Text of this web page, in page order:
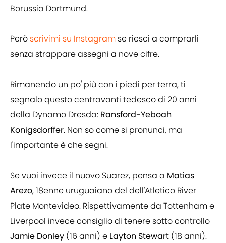
Borussia Dortmund.
Però scrivimi su Instagram se riesci a comprarli
senza strappare assegni a nove cifre.
Rimanendo un po' più con i piedi per terra, ti
segnalo questo centravanti tedesco di 20 anni
della Dynamo Dresda: Ransford-Yeboah
Konigsdorffer. Non so come si pronunci, ma
l'importante è che segni.
Se vuoi invece il nuovo Suarez, pensa a Matias
Arezo, 18enne uruguaiano del dell'Atletico River
Plate Montevideo. Rispettivamente da Tottenham e
Liverpool invece consiglio di tenere sotto controllo
Jamie Donley (16 anni) e Layton Stewart (18 anni).